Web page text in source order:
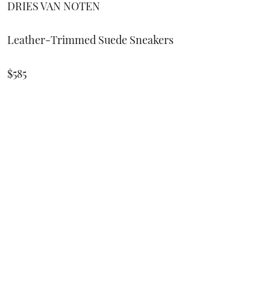
DRIES VAN NOTEN
Leather-Trimmed Suede Sneakers
$585